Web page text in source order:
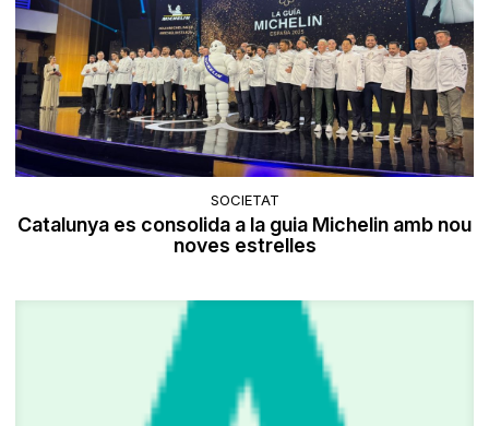
SOCIETAT
Catalunya es consolida a la guia Michelin amb nou
noves estrelles